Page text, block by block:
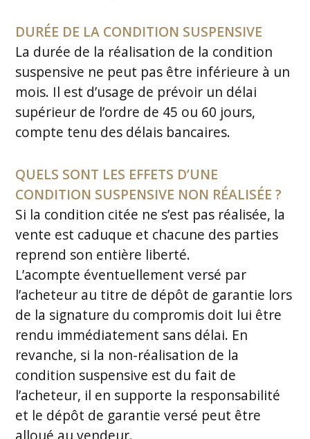
DURÉE DE LA CONDITION SUSPENSIVE
La durée de la réalisation de la condition
suspensive ne peut pas être inférieure à un
mois. Il est d’usage de prévoir un délai
supérieur de l’ordre de 45 ou 60 jours,
compte tenu des délais bancaires.
QUELS SONT LES EFFETS D’UNE
CONDITION SUSPENSIVE NON RÉALISÉE ?
Si la condition citée ne s’est pas réalisée, la
vente est caduque et chacune des parties
reprend son entière liberté.
L’acompte éventuellement versé par
l’acheteur au titre de dépôt de garantie lors
de la signature du compromis doit lui être
rendu immédiatement sans délai. En
revanche, si la non-réalisation de la
condition suspensive est du fait de
l’acheteur, il en supporte la responsabilité
et le dépôt de garantie versé peut être